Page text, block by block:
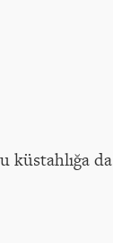
küstahlığa da